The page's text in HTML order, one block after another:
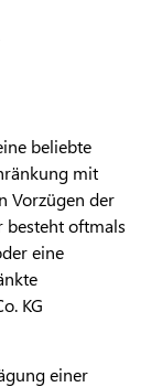
beliebte
mit
Vorzügen der
besteht oftmals
eine
KG
einer